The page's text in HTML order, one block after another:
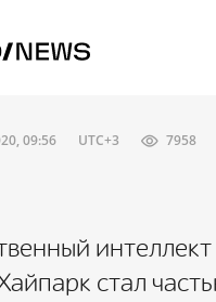
09:56 UTC+3 7958
стал